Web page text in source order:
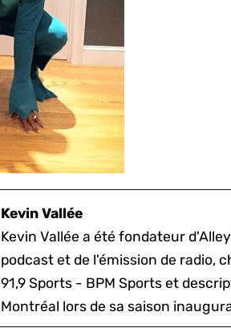
Kevin Vallée
Kevin Vallée a été fondateur
podcast et de l'émission de radio,
91,9 Sports - BPM Sports et
Montréal lors de sa saison